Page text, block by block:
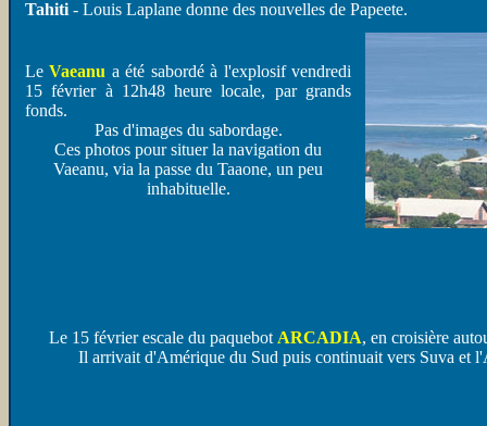
Tahiti - Louis Laplane donne des nouvelles de Papeete.
LeVaeanu a été sabordé à l'explosif vendredi
15 février à 12h48 heure locale, par grands
fonds.
Pas d'images du sabordage.
Ces photos pour situer la navigation du
Vaeanu, via la passe du Taaone, un peu
inhabituelle.
Le 15 février escale du paquebot ARCADIA, en croisière
Il arrivait d'Amérique du Sud puis continuait vers Suva et